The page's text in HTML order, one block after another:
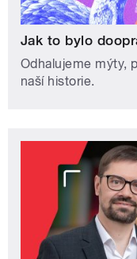
Jak to bylo
Odhalujeme mýty,
naší historie.